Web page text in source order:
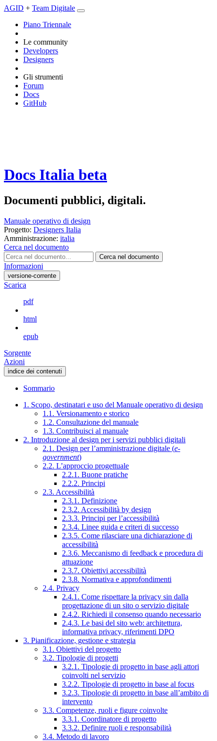
AGID + Team Digitale
Piano Triennale
Le community
Developers
Designers
Gli strumenti
Forum
Docs
GitHub
Docs Italia beta
Documenti pubblici, digitali.
Manuale operativo di design
Progetto: Designers Italia
Amministrazione: italia
Cerca nel documento
Cerca nel documento
Informazioni
versione-corrente
Scarica
pdf
html
epub
Sorgente
Azioni
indice dei contenuti
Sommario
1. Scopo, destinatari e uso del Manuale operativo di design
1.1. Versionamento e storico
1.2. Consultazione del manuale
1.3. Contribuisci al manuale
2. Introduzione al design per i servizi pubblici digitali
2.1. Design per l’amministrazione digitale (e-
government)
2.2. L’approccio progettuale
2.2.1. Buone pratiche
2.2.2. Principi
2.3. Accessibilità
2.3.1. Definizione
2.3.2. Accessibilità by design
2.3.3. Principi per l’accessibilità
2.3.4. Linee guida e criteri di successo
2.3.5. Come rilasciare una dichiarazione di
accessibilità
2.3.6. Meccanismo di feedback e procedura di
attuazione
2.3.7. Obiettivi accessibilità
2.3.8. Normativa e approfondimenti
2.4. Privacy
2.4.1. Come rispettare la privacy sin dalla
progettazione di un sito o servizio digitale
2.4.2. Richiedi il consenso quando necessario
2.4.3. Le basi del sito web: architettura,
informativa privacy, riferimenti DPO
3. Pianificazione, gestione e strategia
3.1. Obiettivi del progetto
3.2. Tipologie di progetti
3.2.1. Tipologie di progetto in base agli attori
coinvolti nel servizio
3.2.2. Tipologie di progetto in base al focus
3.2.3. Tipologie di progetto in base all’ambito di
intervento
3.3. Competenze, ruoli e figure coinvolte
3.3.1. Coordinatore di progetto
3.3.2. Definire ruoli e responsabilità
3.4. Metodo di lavoro